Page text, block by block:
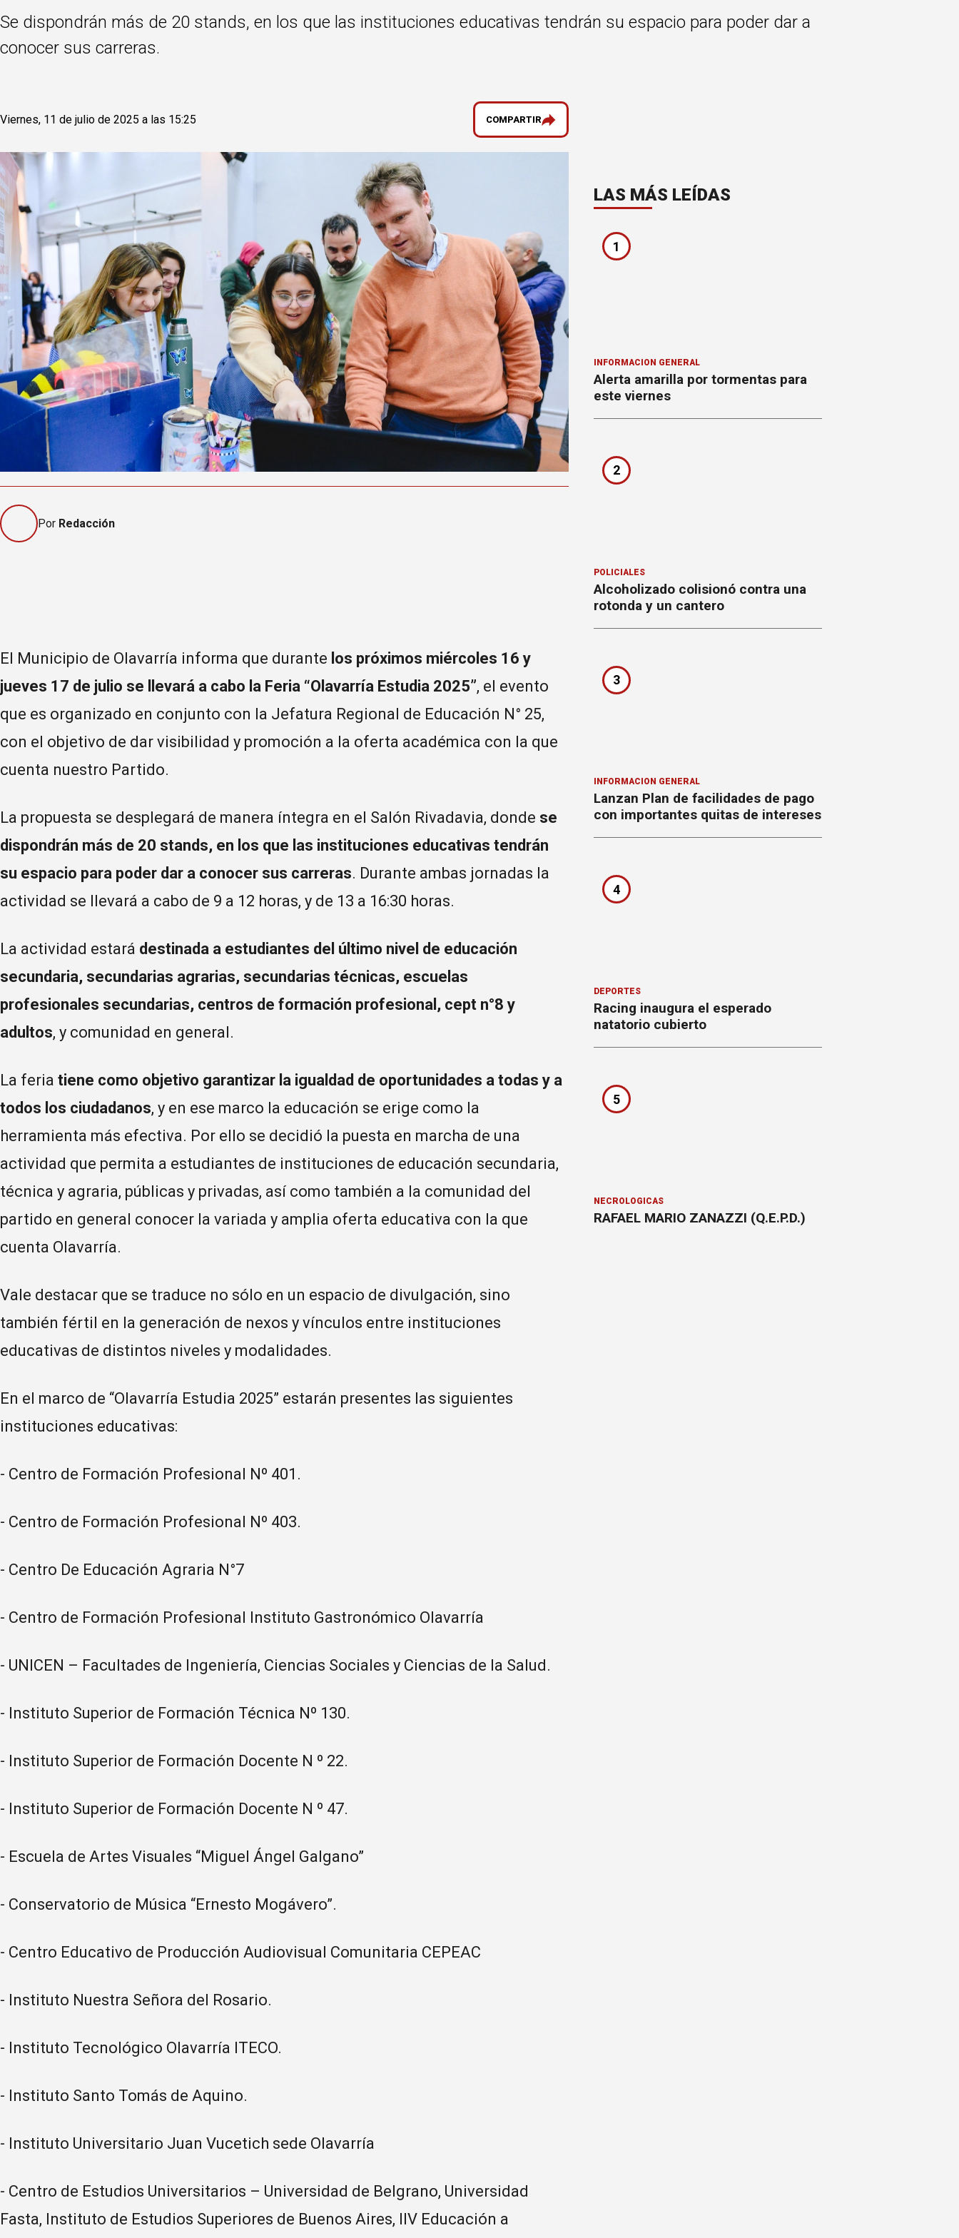
Se dispondrán más de 20 stands, en los que las instituciones educativas tendrán su espacio para poder dar a
conocer sus carreras.
Viernes, 11 de julio de 2025 a las 15:25 COMPARTIR
Por Redacción
El Municipio de Olavarría informa que durante los próximos miércoles 16 y
jueves 17 de julio se llevará a cabo la Feria “Olavarría Estudia 2025”, el evento
que es organizado en conjunto con la Jefatura Regional de Educación N° 25,
con el objetivo de dar visibilidad y promoción a la oferta académica con la que
cuenta nuestro Partido.
La propuesta se desplegará de manera íntegra en el Salón Rivadavia, donde se
dispondrán más de 20 stands, en los que las instituciones educativas tendrán
su espacio para poder dar a conocer sus carreras. Durante ambas jornadas la
actividad se llevará a cabo de 9 a 12 horas, y de 13 a 16:30 horas.
La actividad estará destinada a estudiantes del último nivel de educación
secundaria, secundarias agrarias, secundarias técnicas, escuelas
profesionales secundarias, centros de formación profesional, cept n°8 y
adultos, y comunidad en general.
La feria tiene como objetivo garantizar la igualdad de oportunidades a todas y a
todos los ciudadanos, y en ese marco la educación se erige como la
herramienta más efectiva. Por ello se decidió la puesta en marcha de una
actividad que permita a estudiantes de instituciones de educación secundaria,
técnica y agraria, públicas y privadas, así como también a la comunidad del
partido en general conocer la variada y amplia oferta educativa con la que
cuenta Olavarría.
Vale destacar que se traduce no sólo en un espacio de divulgación, sino
también fértil en la generación de nexos y vínculos entre instituciones
educativas de distintos niveles y modalidades.
En el marco de “Olavarría Estudia 2025” estarán presentes las siguientes
instituciones educativas:
- Centro de Formación Profesional Nº 401.
- Centro de Formación Profesional Nº 403.
- Centro De Educación Agraria N°7
- Centro de Formación Profesional Instituto Gastronómico Olavarría
- UNICEN – Facultades de Ingeniería, Ciencias Sociales y Ciencias de la Salud.
- Instituto Superior de Formación Técnica Nº 130.
- Instituto Superior de Formación Docente N º 22.
- Instituto Superior de Formación Docente N º 47.
- Escuela de Artes Visuales “Miguel Ángel Galgano”
- Conservatorio de Música “Ernesto Mogávero”.
- Centro Educativo de Producción Audiovisual Comunitaria CEPEAC
- Instituto Nuestra Señora del Rosario.
- Instituto Tecnológico Olavarría ITECO.
- Instituto Santo Tomás de Aquino.
- Instituto Universitario Juan Vucetich sede Olavarría
- Centro de Estudios Universitarios – Universidad de Belgrano, Universidad
Fasta, Instituto de Estudios Superiores de Buenos Aires, IIV Educación a
LAS MÁS LEÍDAS
1
INFORMACION GENERAL
Alerta amarilla por tormentas para
este viernes
2
POLICIALES
Alcoholizado colisionó contra una
rotonda y un cantero
3
INFORMACION GENERAL
Lanzan Plan de facilidades de pago
con importantes quitas de intereses
4
DEPORTES
Racing inaugura el esperado
natatorio cubierto
5
NECROLÓGICAS
RAFAEL MARIO ZANAZZI (Q.E.P.D.)